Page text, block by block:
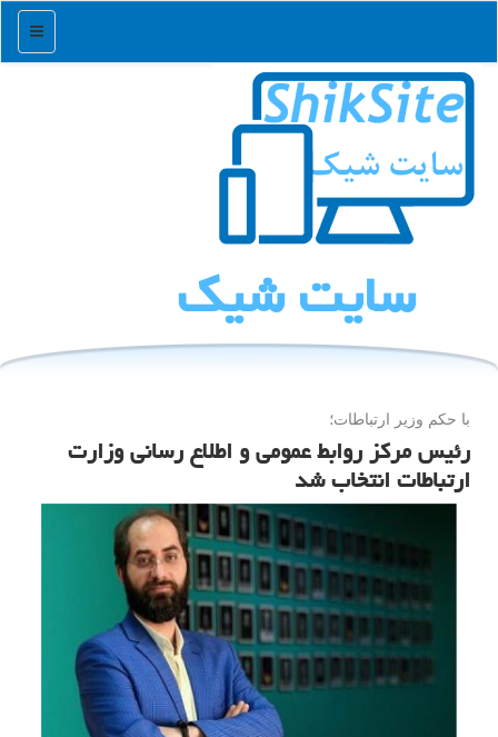
منو
سایت شیك
با حكم وزیر ارتباطات؛
رئیس مرکز روابط عمومی و اطلاع رسانی وزارت
ارتباطات انتخاب شد